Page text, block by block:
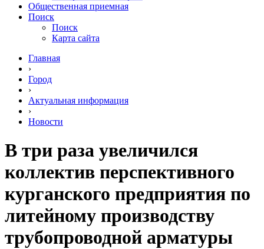
Общественная приемная
Поиск
Поиск
Карта сайта
Главная
›
Город
›
Актуальная информация
›
Новости
В три раза увеличился
коллектив перспективного
курганского предприятия по
литейному производству
трубопроводной арматуры